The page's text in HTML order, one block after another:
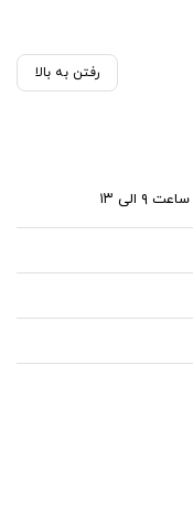
رفتن به بالا